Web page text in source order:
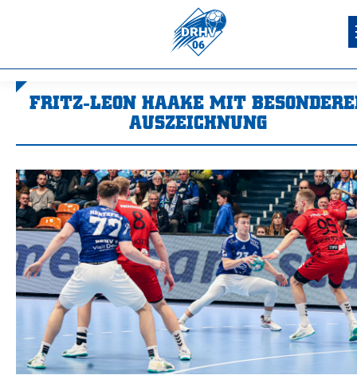
FRITZ-LEON HAAKE MIT
AUSZEICHNUNG